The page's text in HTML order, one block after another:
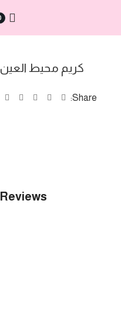
كريم محيط العين
Share:
Reviews